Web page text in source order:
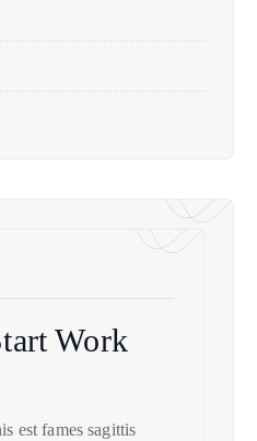
Work
est fames sagittis